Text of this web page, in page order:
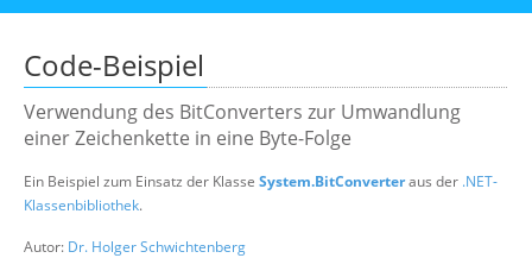
Über uns
Suche
Code-Beispiel
Verwendung des BitConverters zur Umwandlung
einer Zeichenkette in eine Byte-Folge
Ein Beispiel zum Einsatz der Klasse System.BitConverteraus der .NET-
Klassenbibliothek.
Autor: Dr. Holger Schwichtenberg